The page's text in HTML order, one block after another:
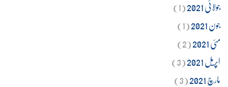
جولائی 2021
(1)
جون 2021
(1)
مئی 2021
(2)
اپریل 2021
(3)
مارچ 2021
(3)